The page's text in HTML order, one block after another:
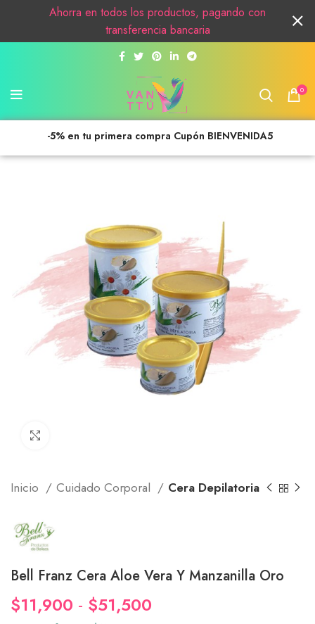
0
-5% en tu primera compra Cupón BIENVENIDA5
Inicio Cuidado Corporal Cera Depilatoria
Bell Franz Cera Aloe Vera Y Manzanilla Oro
$11,900 - $51,500
Ahorra en todos los productos, pagando con
transferencia bancaria